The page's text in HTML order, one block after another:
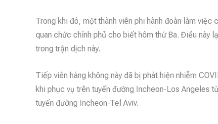
Trong khi đó, một thành viên phi hành đoàn làm
quan chức chính phủ cho biết hôm thứ Ba. Điều này
trong trận dịch này.
Tiếp viên hàng không này đã bị phát hiện nhiễm
khi phục vụ trên tuyến đường Incheon-Los Angeles
tuyến đường Incheon-Tel Aviv.